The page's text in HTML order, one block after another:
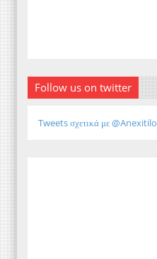
Follow us on twitter
Tweets σχετικά με @Anexitilo